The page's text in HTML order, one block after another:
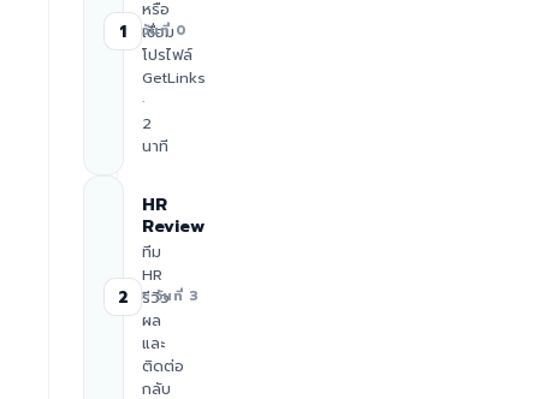
1
หรือ
เชื่อม
โปรไฟล์
GetLinks
·
2
นาที
วันที่ 0
2
HR
Review
ทีม
HR
รีวิว
ผล
และ
ติดต่อ
กลับ
≈ วันที่ 3